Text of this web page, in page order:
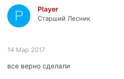
P Player
Старший Лесник
14 Мар 2017
все верно сделали